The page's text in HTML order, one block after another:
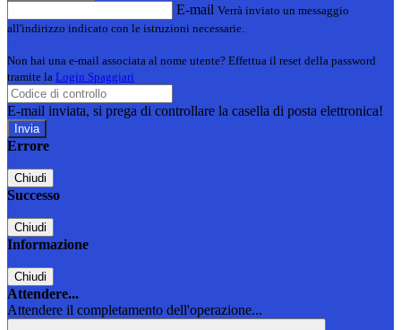
E-mail Verrà inviato un messaggio
all'indirizzo indicato con le istruzioni necessarie.
Non hai una e-mail associata al nome utente? Effettua il reset della password
tramite la Login Spaggiari
E-mail inviata, si prega di controllare la casella di posta elettronica!
Errore
Chiudi
Successo
Chiudi
Informazione
Chiudi
Attendere...
Attendere il completamento dell'operazione...